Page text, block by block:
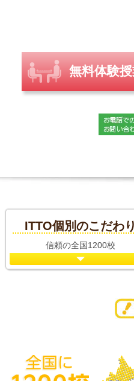
無料体験
ITTO個別のこだわり
信頼の全国1200校